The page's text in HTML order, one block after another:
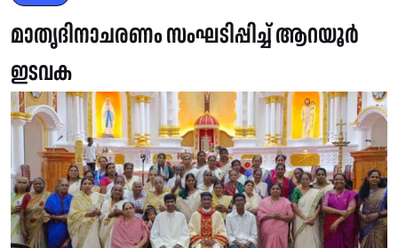
മാതൃദിനാചരണം സംഘടിപ്പിച്ച് ആറയൂർ
ഇടവക